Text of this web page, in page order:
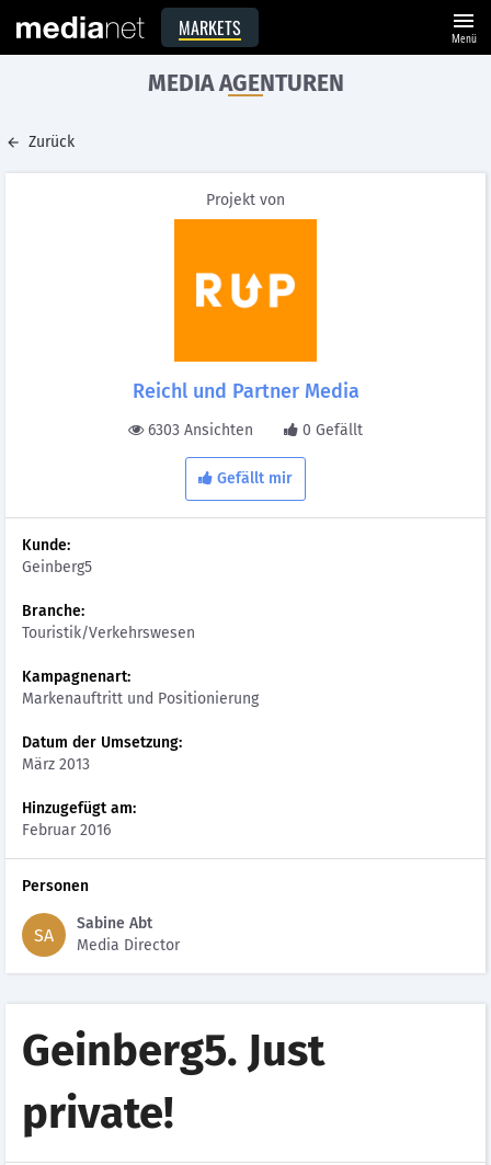
MARKETS menu
Menü
MEDIA AGENTUREN
Zurück
Projekt von
Reichl und Partner Media
6303 Ansichten 0 Gefällt
Gefällt mir
Kunde:
Geinberg5
Branche:
Touristik/Verkehrswesen
Kampagnenart:
Markenauftritt und Positionierung
Datum der Umsetzung:
März 2013
Hinzugefügt am:
Februar 2016
Personen
SA
Sabine Abt
Media Director
Geinberg5. Just
private!